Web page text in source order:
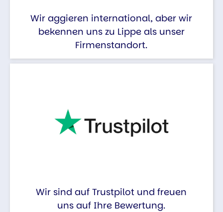
Wir aggieren international, aber wir
bekennen uns zu Lippe als unser
Firmenstandort.
Wir sind auf Trustpilot und freuen
uns auf Ihre Bewertung.